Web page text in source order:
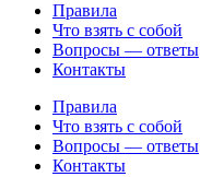
Правила
Что взять с собой
Вопросы — ответы
Контакты
Правила
Что взять с собой
Вопросы — ответы
Контакты